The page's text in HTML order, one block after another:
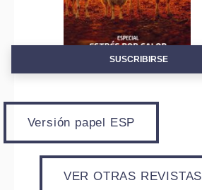
SUSCRIBIRSE
Versión papel ESP
VER OTRAS REVISTAS